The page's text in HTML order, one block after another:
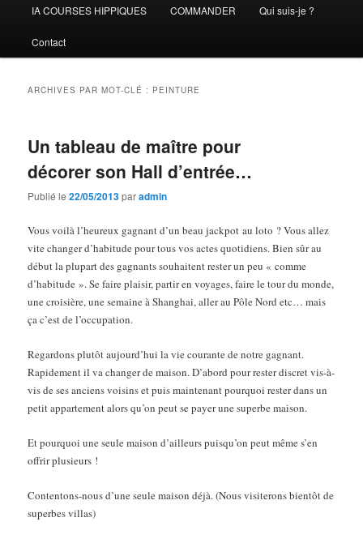
contenu
contenu
IA COURSES HIPPIQUES COMMANDER Qui suis-je ?
Contact
ARCHIVES PAR MOT-CLÉ : PEINTURE
Un tableau de maître pour
décorer son Hall d’entrée…
Publié le22/05/2013paradmin
Vous voilà l’heureux gagnant d’un beau jackpot au loto ? Vous allez
vite changer d’habitude pour tous vos actes quotidiens. Bien sûr au
début la plupart des gagnants souhaitent rester un peu « comme
d’habitude ». Se faire plaisir, partir en voyages, faire le tour du monde,
une croisière, une semaine à Shanghai, aller au Pôle Nord etc… mais
ça c’est de l’occupation.
Regardons plutôt aujourd’hui la vie courante de notre gagnant.
Rapidement il va changer de maison. D’abord pour rester discret vis-à-
vis de ses anciens voisins et puis maintenant pourquoi rester dans un
petit appartement alors qu’on peut se payer une superbe maison.
Et pourquoi une seule maison d’ailleurs puisqu’on peut même s’en
offrir plusieurs !
Contentons-nous d’une seule maison déjà. (Nous visiterons bientôt de
superbes villas)